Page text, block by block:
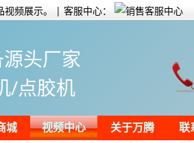
视频展示。 | 客服中心：
头厂家
/点胶机
城 视频中心 关于万腾 联